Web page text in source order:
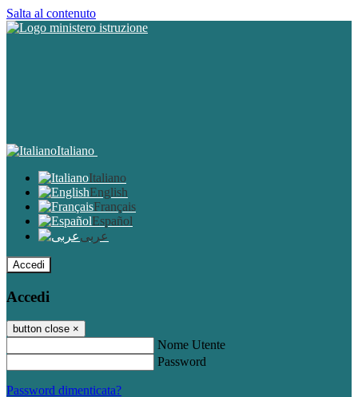
Salta al contenuto
Italiano
Italiano
English
Français
Español
عربى
Accedi
Accedi
button close ×
Nome Utente
Password
Password dimenticata?